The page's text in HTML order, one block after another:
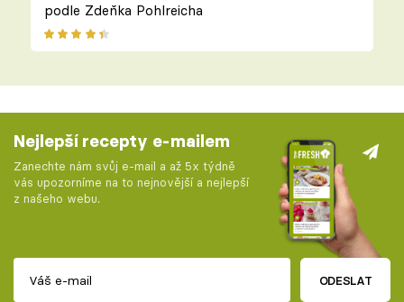
podle Zdeňka Pohlreicha
Nejlepší recepty e-mailem
Zanechte nám svůj e-mail a až 5x týdně
vás upozorníme na to nejnovější a nejlepší
z našeho webu.
ODESLAT